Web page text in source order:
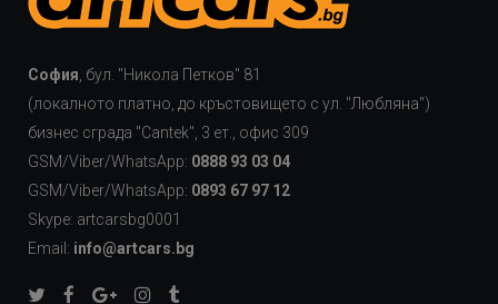
София, бул. "Никола Петков" 81
(локалното платно, до кръстовището с ул. "Любляна")
бизнес сграда "Cаntek", 3 ет., офис 309
GSM/Viber/WhatsApp: 0888 93 03 04
GSM/Viber/WhatsApp: 0893 67 97 12
Skype: artcarsbg0001
Email: info@artcars.bg